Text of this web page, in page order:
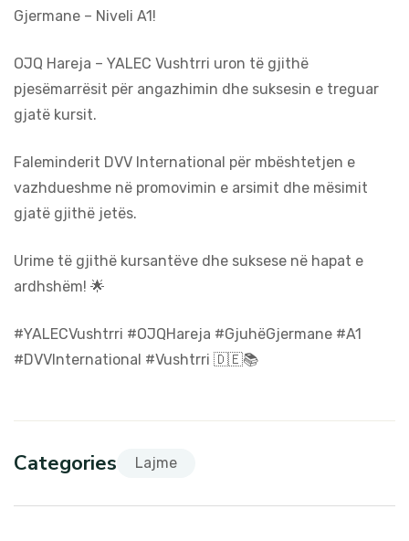
Gjermane – Niveli A1!
OJQ Hareja – YALEC Vushtrri uron të gjithë
pjesëmarrësit për angazhimin dhe suksesin e treguar
gjatë kursit.
Faleminderit DVV International për mbështetjen e
vazhdueshme në promovimin e arsimit dhe mësimit
gjatë gjithë jetës.
Urime të gjithë kursantëve dhe suksese në hapat e
ardhshëm! 🌟
#YALECVushtrri #OJQHareja #GjuhëGjermane #A1
#DVVInternational #Vushtrri 🇩🇪📚
Categories Lajme